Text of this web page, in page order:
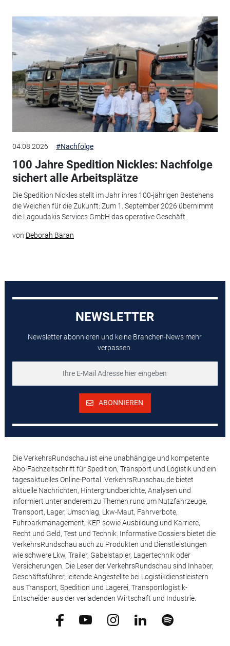
04.08.2026 #Nachfolge
100 Jahre Spedition Nickles: Nachfolge
sichert alle Arbeitsplätze
Die Spedition Nickles stellt im Jahr ihres 100-jährigen Bestehens
die Weichen für die Zukunft: Zum 1. September 2026 übernimmt
die Lagoudakis Services GmbH das operative Geschäft.
von Deborah Baran
NEWSLETTER
Newsletter abonnieren und keine Branchen-News mehr
verpassen.
ABONNIEREN
Die VerkehrsRundschau ist eine unabhängige und kompetente
Abo-Fachzeitschrift für Spedition, Transport und Logistik und ein
tagesaktuelles Online-Portal. VerkehrsRunschau.de bietet
aktuelle Nachrichten, Hintergrundberichte, Analysen und
informiert unter anderem zu Themen rund um Nutzfahrzeuge,
Transport, Lager, Umschlag, Lkw-Maut, Fahrverbote,
Fuhrparkmanagement, KEP sowie Ausbildung und Karriere,
Recht und Geld, Test und Technik. Informative Dossiers bietet die
VerkehrsRundschau auch zu Produkten und Dienstleistungen
wie schwere Lkw, Trailer, Gabelstapler, Lagertechnik oder
Versicherungen. Die Leser der VerkehrsRundschau sind Inhaber,
Geschäftsführer, leitende Angestellte bei Logistikdienstleistern
aus Transport, Spedition und Lagerei, Transportlogistik-
Entscheider aus der verladenden Wirtschaft und Industrie.